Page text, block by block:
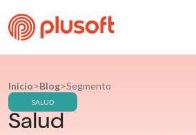
Inicio>Blog>Segmento
SALUD
Salud